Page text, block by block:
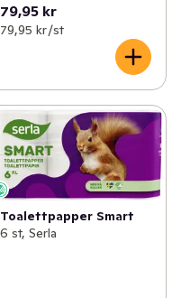
79,95 kr
79,95 kr /st
Toalettpapper Smart
6 st, Serla